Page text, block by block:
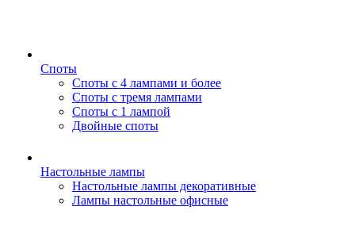
Споты
Споты с 4 лампами и более
Споты с тремя лампами
Споты с 1 лампой
Двойные споты
Настольные лампы
Настольные лампы декоративные
Лампы настольные офисные